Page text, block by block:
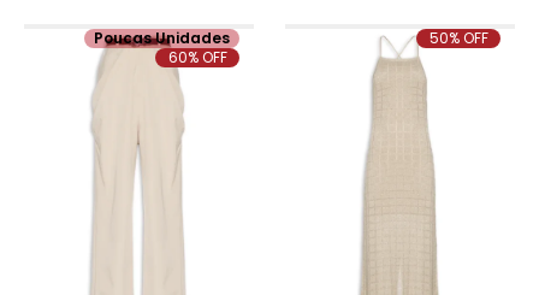
Poucas Unidades
60% OFF
50% OFF